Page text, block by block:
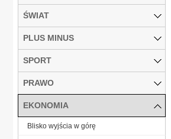
ŚWIAT
PLUS MINUS
SPORT
PRAWO
EKONOMIA
Blisko wyjścia w górę